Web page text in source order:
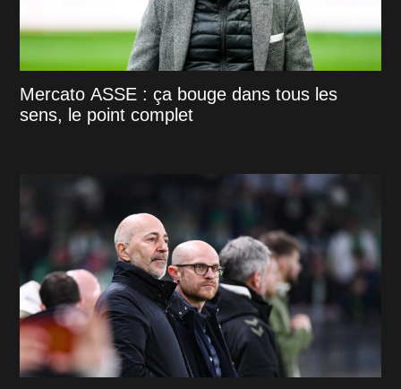
Mercato ASSE : ça bouge dans tous les
sens, le point complet